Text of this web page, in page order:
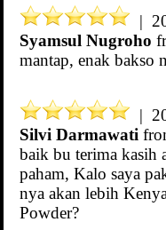
|
Syamsul Nugroho
mantap, enak bakso
|
Silvi Darmawati
baik bu terima kasih
paham, Kalo saya
nya akan lebih
Powder?